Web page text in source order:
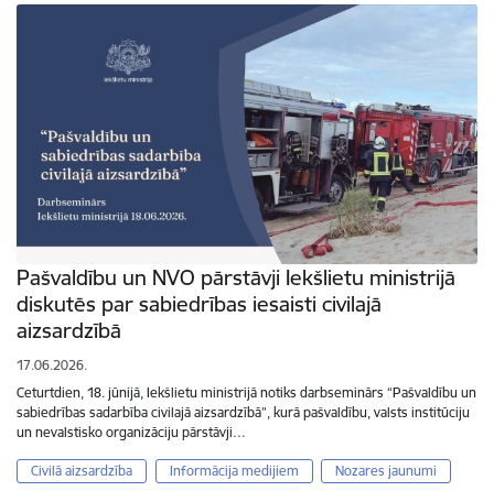
Pašvaldību un NVO pārstāvji Iekšlietu ministrijā
diskutēs par sabiedrības iesaisti civilajā
aizsardzībā
17.06.2026.
Ceturtdien, 18. jūnijā, Iekšlietu ministrijā notiks darbseminārs “Pašvaldību un
sabiedrības sadarbība civilajā aizsardzībā”, kurā pašvaldību, valsts institūciju
un nevalstisko organizāciju pārstāvji…
Civilā aizsardzība Informācija medijiem Nozares jaunumi